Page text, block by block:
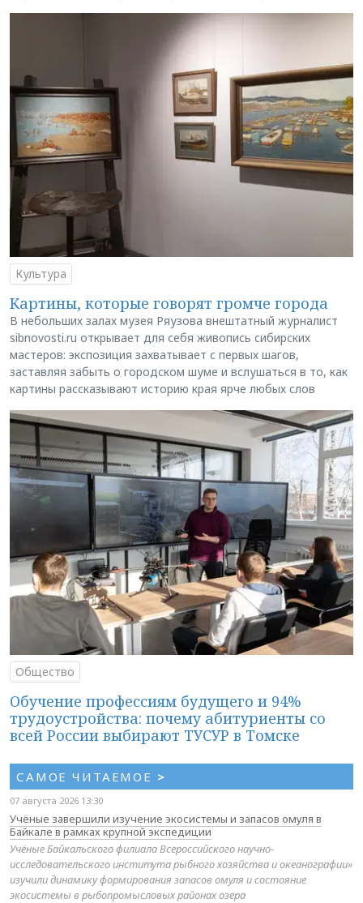
Культура
Картины, которые говорят громче города
В небольших залах музея Ряузова внештатный журналист
sibnovosti.ru открывает для себя живопись сибирских
мастеров: экспозиция захватывает с первых шагов,
заставляя забыть о городском шуме и вслушаться в то, как
картины рассказывают историю края ярче любых слов
Общество
Обучение профессиям будущего и 94%
трудоустройства: почему абитуриенты со
всей России выбирают ТУСУР в Томске
САМОЕ ЧИТАЕМОЕ >
07 августа 2026 13:30
Учёные завершили изучение экосистемы и запасов омуля в
Байкале в рамках крупной экспедиции
Учёные Байкальского филиала Всероссийского научно-
исследовательского института рыбного хозяйства и океанографии»
изучили динамику формирования запасов омуля и состояние
экосистемы в рыбопромысловых районах озера